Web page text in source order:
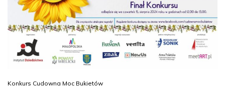
Konkurs Cudowna Moc Bukietów